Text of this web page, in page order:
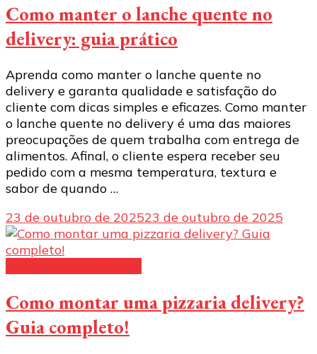
Como manter o lanche quente no
delivery: guia prático
Aprenda como manter o lanche quente no
delivery e garanta qualidade e satisfação do
cliente com dicas simples e eficazes. Como manter
o lanche quente no delivery é uma das maiores
preocupações de quem trabalha com entrega de
alimentos. Afinal, o cliente espera receber seu
pedido com a mesma temperatura, textura e
sabor de quando …
23 de outubro de 202523 de outubro de 2025
Como montar uma pizzaria delivery?
Guia completo!